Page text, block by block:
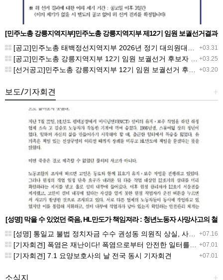
[민주노총 강릉지역지부]민주노총 강릉지역지부 제12기 임원 보궐선거결과
공고
+03.31
[공고]민주노총 태백정선지역지부 2026년 정기 대의원대회 재소집 건
+03.25
[공고]민주노총 강릉지역지부 12기 임원 보궐선거 후보자 확정 공고
+03.20
[선거공고]민주노총 강릉지역지부 12기 임원 보궐선거 후보 등록 기간 연장 공고
+
보도/기자회견
[성명] 막을 수 있었던 죽음, HL만도가 책임져라 : 청년노동자 사망사고의 철
저한 진상규명과 재발방지 대책 마련하라
+07.16
[성명] 통일교 불법 정치자금 수수 권성동 의원직 상실, 사필귀정이다
+07.01
[기자회견] 폭염은 재난이다! 폭염으로부터 안전한 일터를 위한 민주노총 강원지역본부 폭염감시단 선포 기자회견
+07.01
[기자회견] 7.1 요양보호사의 날 전국 동시 기자회견
+
소식지